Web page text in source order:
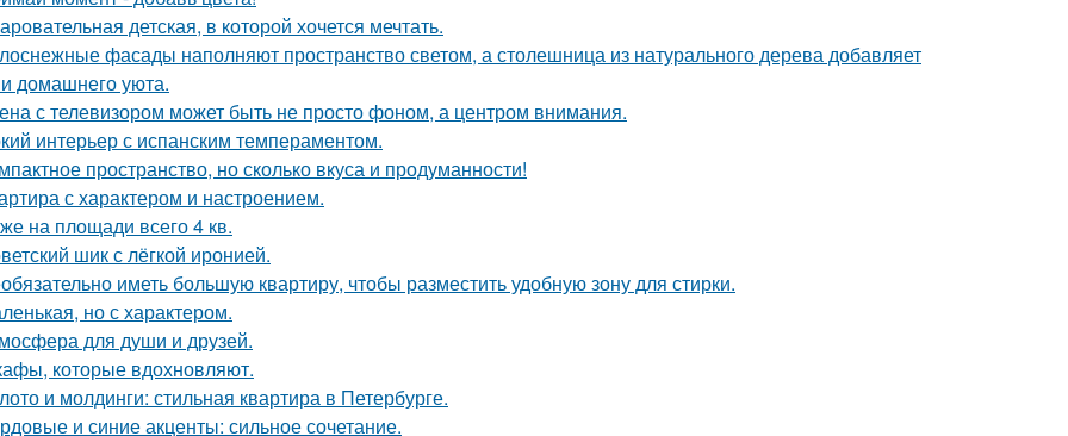
детская, в которой хочется мечтать.
фасады наполняют пространство светом, а столешница из натурального дерева добавляет
домашнего уюта.
с телевизором может быть не просто фоном, а центром внимания.
интерьер с испанским темпераментом.
пространство, но сколько вкуса и продуманности!
с характером и настроением.
на площади всего 4 кв.
шик с лёгкой иронией.
иметь большую квартиру, чтобы разместить удобную зону для стирки.
но с характером.
для души и друзей.
которые вдохновляют.
и молдинги: стильная квартира в Петербурге.
и синие акценты: сильное сочетание.